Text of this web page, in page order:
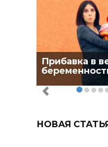
Прибавка в
НОВАЯ